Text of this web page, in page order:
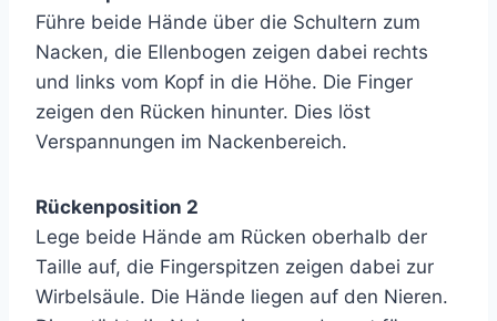
Führe beide Hände über die Schultern zum
Nacken, die Ellenbogen zeigen dabei rechts
und links vom Kopf in die Höhe. Die Finger
zeigen den Rücken hinunter. Dies löst
Verspannungen im Nackenbereich.
Rückenposition 2
Lege beide Hände am Rücken oberhalb der
Taille auf, die Fingerspitzen zeigen dabei zur
Wirbelsäule. Die Hände liegen auf den Nieren.